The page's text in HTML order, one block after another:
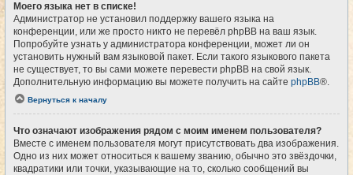
Моего языка нет в списке!
Администратор не установил поддержку вашего языка на
конференции, или же просто никто не перевёл phpBB на ваш язык.
Попробуйте узнать у администратора конференции, может ли он
установить нужный вам языковой пакет. Если такого языкового пакета
не существует, то вы сами можете перевести phpBB на свой язык.
Дополнительную информацию вы можете получить на сайте phpBB®.
Вернуться к началу
Что означают изображения рядом с моим именем пользователя?
Вместе с именем пользователя могут присутствовать два изображения.
Одно из них может относиться к вашему званию, обычно это звёздочки,
квадратики или точки, указывающие на то, сколько сообщений вы